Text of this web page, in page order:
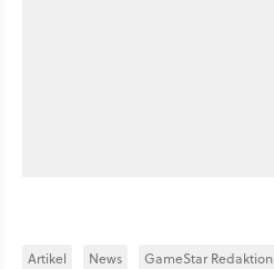
Artikel News GameStar Redaktion